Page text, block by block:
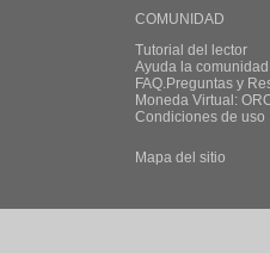
COMUNIDAD
Tutorial del lector
Ayuda la
FAQ.Preguntas y
Moneda Virtual:
Condiciones de uso
Mapa del sitio